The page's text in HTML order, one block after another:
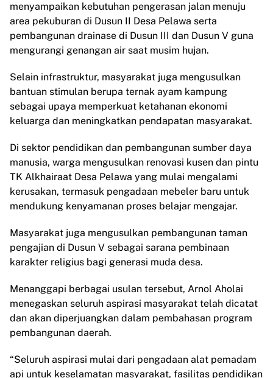
menyampaikan kebutuhan pengerasan jalan menuju
area pekuburan di Dusun II Desa Pelawa serta
pembangunan drainase di Dusun III dan Dusun V guna
mengurangi genangan air saat musim hujan.
Selain infrastruktur, masyarakat juga mengusulkan
bantuan stimulan berupa ternak ayam kampung
sebagai upaya memperkuat ketahanan ekonomi
keluarga dan meningkatkan pendapatan masyarakat.
Di sektor pendidikan dan pembangunan sumber daya
manusia, warga mengusulkan renovasi kusen dan pintu
TK Alkhairaat Desa Pelawa yang mulai mengalami
kerusakan, termasuk pengadaan mebeler baru untuk
mendukung kenyamanan proses belajar mengajar.
Masyarakat juga mengusulkan pembangunan taman
pengajian di Dusun V sebagai sarana pembinaan
karakter religius bagi generasi muda desa.
Menanggapi berbagai usulan tersebut, Arnol Aholai
menegaskan seluruh aspirasi masyarakat telah dicatat
dan akan diperjuangkan dalam pembahasan program
pembangunan daerah.
“Seluruh aspirasi mulai dari pengadaan alat pemadam
api untuk keselamatan masyarakat, fasilitas pendidikan